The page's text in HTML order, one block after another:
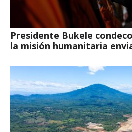
Presidente Bukele
la misión humanitaria